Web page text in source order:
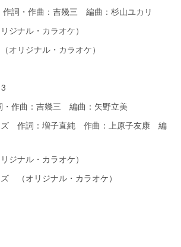
詞・作曲：吉幾三 編曲：杉山ユカリ
ジナル・カラオケ）
オリジナル・カラオケ）
作曲：吉幾三 編曲：矢野立美
ズ 作詞：増子直純 作曲：上原子友康 編
ジナル・カラオケ）
（オリジナル・カラオケ）